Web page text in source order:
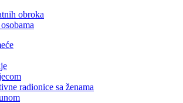
obroka
radionice sa ženama